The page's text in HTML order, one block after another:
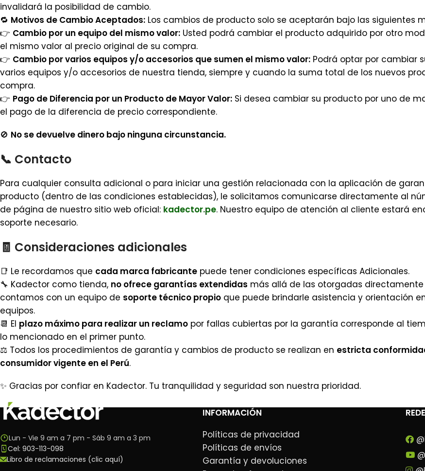
invalidará la posibilidad de cambio.
🔁 Motivos de Cambio Aceptados: Los cambios de producto solo se aceptarán bajo las siguientes
👉 Cambio por un equipo del mismo valor: Usted podrá cambiar el producto adquirido por otro
el mismo valor al precio original de su compra.
👉 Cambio por varios equipos y/o accesorios que sumen el mismo valor: Podrá optar por cambiar
varios equipos y/o accesorios de nuestra tienda, siempre y cuando la suma total de los nuevos
compra.
👉 Pago de Diferencia por un Producto de Mayor Valor: Si desea cambiar su producto por uno de
el pago de la diferencia de precio correspondiente.
🚫 No se devuelve dinero bajo ninguna circunstancia.
📞 Contacto
Para cualquier consulta adicional o para iniciar una gestión relacionada con la aplicación de
producto (dentro de las condiciones establecidas), le solicitamos comunicarse directamente al
de página de nuestro sitio web oficial: kadector.pe. Nuestro equipo de atención al cliente estará
soporte necesario.
🧾 Consideraciones adicionales
📑 Le recordamos que cada marca fabricante puede tener condiciones específicas Adicionales.
🔧 Kadector como tienda, no ofrece garantías extendidas más allá de las otorgadas
contamos con un equipo de soporte técnico propio que puede brindarle asistencia y orientación
equipos.
📆 El plazo máximo para realizar un reclamo por fallas cubiertas por la garantía corresponde al
lo mencionado en el primer punto.
⚖️ Todos los procedimientos de garantía y cambios de producto se realizan en estricta
consumidor vigente en el Perú.
✨ Gracias por confiar en Kadector. Tu tranquilidad y seguridad son nuestra prioridad.
Lun - Vie 9 am a 7 pm - Sáb 9 am a 3 pm
Cel: 903-113-098
Libro de reclamaciones (clic aquí)
INFORMACIÓN
Políticas de privacidad
Políticas de envíos
Garantía y devoluciones